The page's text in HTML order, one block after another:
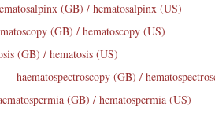
(GB) / hematosalpinx (US)
(GB) / hematoscopy (US)
(GB) / hematosis (US)
— haematospectroscopy (GB) /
(GB) / hematospermia (US)